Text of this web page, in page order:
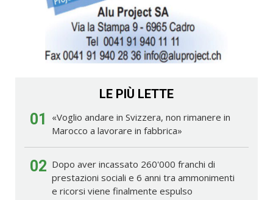
LE PIÙ LETTE
01
«Voglio andare in Svizzera, non rimanere in
Marocco a lavorare in fabbrica»
02 Dopo aver incassato 260'000 franchi di
prestazioni sociali e 6 anni tra ammonimenti
e ricorsi viene finalmente espulso